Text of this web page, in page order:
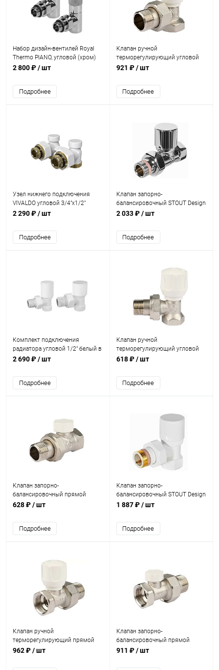
Набор дизайн-вентилей Royal
Thermo PIANO, угловой (хром)
1/2"
2 800 ₽/ шт
Подробнее
Клапан ручной
терморегулирующий угловой
STOUT 3/4
921 ₽/ шт
Подробнее
Узел нижнего подключения
VIVALDO угловой 3/4"х1/2"
белый
2 290 ₽/ шт
Подробнее
Клапан запорно-
балансировочный STOUT Design
хром, прямой 1/2
2 033 ₽/ шт
Подробнее
Комплект подключения
радиатора угловой 1/2" белый в
блистере VIVALDO
2 690 ₽/ шт
Подробнее
Клапан ручной
терморегулирующий угловой
STOUT 1/2
618 ₽/ шт
Подробнее
Клапан запорно-
балансировочный прямой
STOUT 1/2
628 ₽/ шт
Подробнее
Клапан запорно-
балансировочный STOUT Design
белый, угловой 1/2
1 887 ₽/ шт
Подробнее
Клапан ручной
терморегулирующий прямой
STOUT 3/4
962 ₽/ шт
Клапан запорно-
балансировочный прямой
STOUT 3/4
911 ₽/ шт